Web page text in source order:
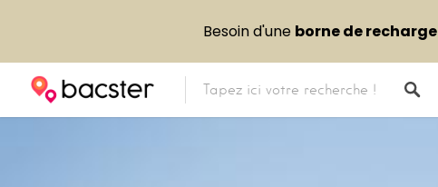
Besoin d'une borne de recharge